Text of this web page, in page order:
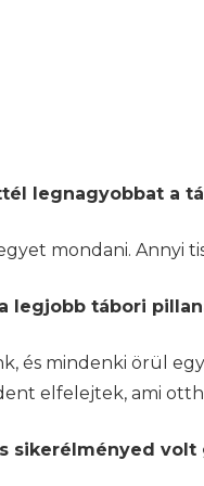
legnagyobbat a
mondani. Annyi
legjobb tábori
és mindenki örül
elfelejtek, ami
sikerélményed